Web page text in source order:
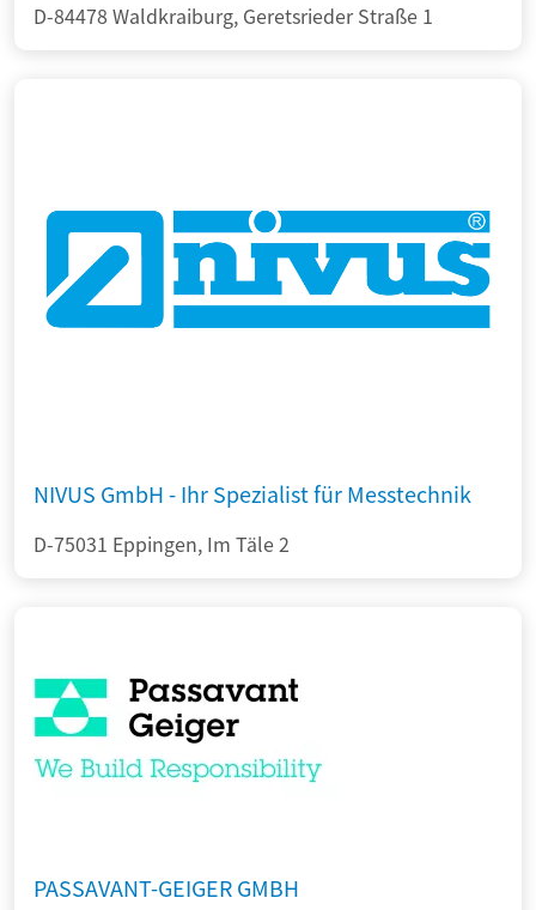
D-84478 Waldkraiburg, Geretsrieder Straße 1
NIVUS GmbH - Ihr Spezialist für Messtechnik
D-75031 Eppingen, Im Täle 2
PASSAVANT-GEIGER GMBH